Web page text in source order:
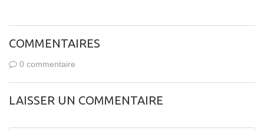
COMMENTAIRES
0 commentaire
LAISSER UN COMMENTAIRE